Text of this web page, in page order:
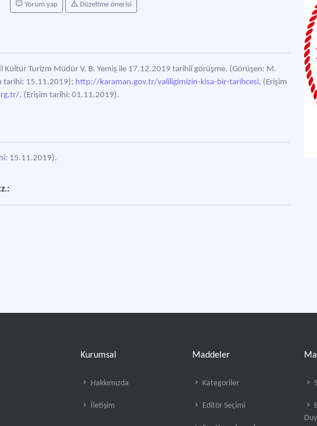
Yorum yap Düzeltme önerisi
Turizm Müdür V. B. Yemiş ile 17.12.2019 tarihli görüşme. (Görüşen: M.
tarihi: 15.11.2019); http://karaman.gov.tr/valiligimizin-kisa-bir-tarihcesi, (Erişim
, (Erişim tarihi: 01.11.2019).
15.11.2019).
Kurumsal
Hakkımızda
İletişim
Maddeler
Kategoriler
Editör Seçimi